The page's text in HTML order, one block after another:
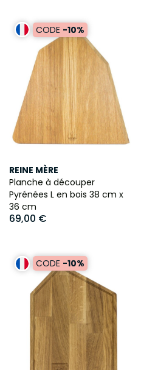
CODE -10%
REINE MÈRE
Planche à découper
Pyrénées L en bois 38 cm x
36 cm
69,00 €
CODE -10%